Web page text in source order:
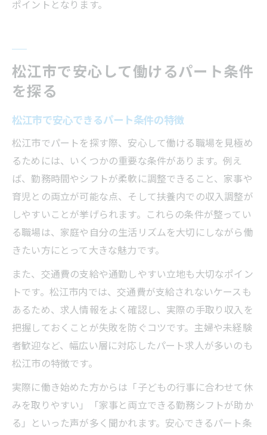
ポイントとなります。
松江市で安心して働けるパート条件
を探る
松江市で安心できるパート条件の特徴
松江市でパートを探す際、安心して働ける職場を見極め
るためには、いくつかの重要な条件があります。例え
ば、勤務時間やシフトが柔軟に調整できること、家事や
育児との両立が可能な点、そして扶養内での収入調整が
しやすいことが挙げられます。これらの条件が整ってい
る職場は、家庭や自分の生活リズムを大切にしながら働
きたい方にとって大きな魅力です。
また、交通費の支給や通勤しやすい立地も大切なポイン
トです。松江市内では、交通費が支給されないケースも
あるため、求人情報をよく確認し、実際の手取り収入を
把握しておくことが失敗を防ぐコツです。主婦や未経験
者歓迎など、幅広い層に対応したパート求人が多いのも
松江市の特徴です。
実際に働き始めた方からは「子どもの行事に合わせて休
みを取りやすい」「家事と両立できる勤務シフトが助か
る」といった声が多く聞かれます。安心できるパート条